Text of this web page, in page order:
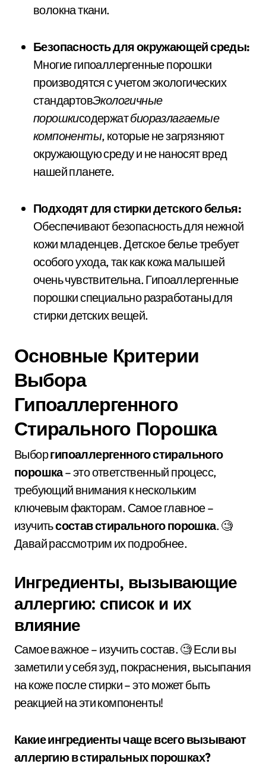
волокна ткани.
Безопасность для окружающей среды:
Многие гипоаллергенные порошки
производятся с учетом экологических
стандартовЭкологичные
порошкисодержатбиоразлагаемые
компоненты, которые не загрязняют
окружающую среду и не наносят вред
нашей планете.
Подходят для стирки детского белья:
Обеспечивают безопасность для нежной
кожи младенцев. Детское белье требует
особого ухода, так как кожа малышей
очень чувствительна. Гипоаллергенные
порошки специально разработаны для
стирки детских вещей.
Основные Критерии
Выбора
Гипоаллергенного
Стирального Порошка
Выборгипоаллергенного стирального
порошка– это ответственный процесс,
требующий внимания к нескольким
ключевым факторам. Самое главное –
изучитьсостав стирального порошка. 🧐
Давай рассмотрим их подробнее.
Ингредиенты, вызывающие
аллергию: список и их
влияние
Самое важное – изучить состав. 🧐 Если вы
заметили у себя зуд, покраснения, высыпания
на коже после стирки – это может быть
реакцией на эти компоненты!
Какие ингредиенты чаще всего вызывают
аллергию в стиральных порошках?